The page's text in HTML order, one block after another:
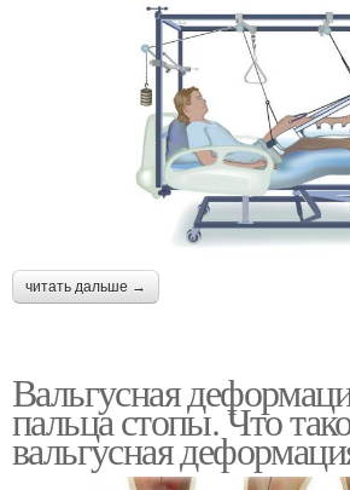
читать дальше →
Вальгусная
пальца стопы. Что
вальгусная